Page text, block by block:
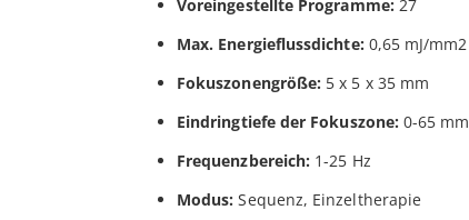
Voreingestellte Programme: 27
Max. Energieflussdichte: 0,65 mJ/mm2
Fokuszonengröße: 5 x 5 x 35 mm
Eindringtiefe der Fokuszone: 0-65 mm
Frequenzbereich: 1-25 Hz
Modus: Sequenz, Einzeltherapie